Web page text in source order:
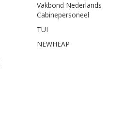
Vakbond Nederlands
Cabinepersoneel
TUI
NEWHEAP